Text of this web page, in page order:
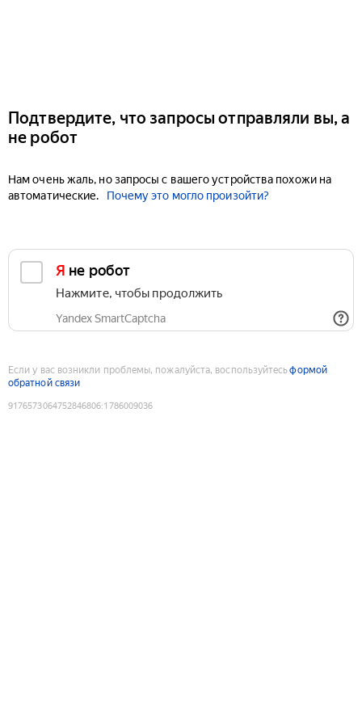
Подтвердите, что запросы отправляли вы, а
не робот
Нам очень жаль, но запросы с вашего устройства похожи на
автоматические.
Почему это могло произойти?
Я не робот
Нажмите, чтобы продолжить
Yandex SmartCaptcha
Если у вас возникли проблемы, пожалуйста, воспользуйтесьформой
обратной связи
9176573064752846806:1786009036